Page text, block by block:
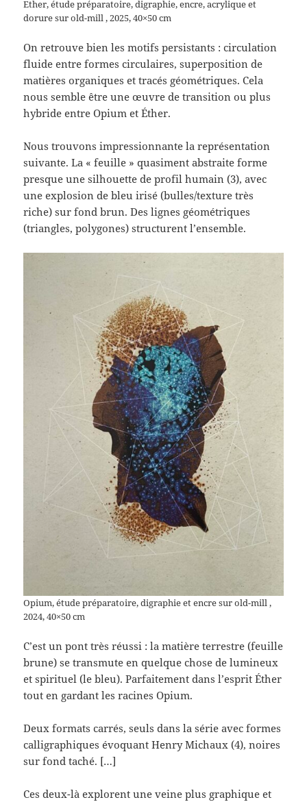
Ether, étude préparatoire, digraphie, encre, acrylique et
dorure sur old-mill , 2025, 40×50 cm
On retrouve bien les motifs persistants : circulation
fluide entre formes circulaires, superposition de
matières organiques et tracés géométriques. Cela
nous semble être une œuvre de transition ou plus
hybride entre Opium et Éther.
Nous trouvons impressionnante la représentation
suivante. La « feuille » quasiment abstraite forme
presque une silhouette de profil humain (3), avec
une explosion de bleu irisé (bulles/texture très
riche) sur fond brun. Des lignes géométriques
(triangles, polygones) structurent l’ensemble.
Opium, étude préparatoire, digraphie et encre sur old-mill ,
2024, 40×50 cm
C’est un pont très réussi : la matière terrestre (feuille
brune) se transmute en quelque chose de lumineux
et spirituel (le bleu). Parfaitement dans l’esprit Éther
tout en gardant les racines Opium.
Deux formats carrés, seuls dans la série avec formes
calligraphiques évoquant Henry Michaux (4), noires
sur fond taché. […]
Ces deux-là explorent une veine plus graphique et